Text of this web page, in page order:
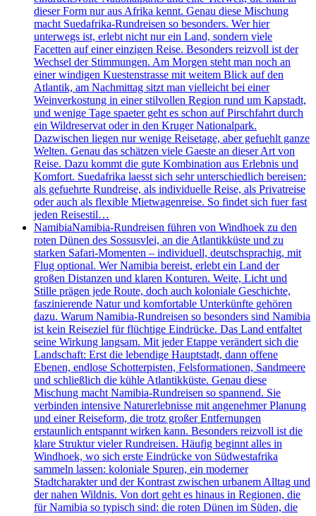
dieser Form nur aus Afrika kennt. Genau diese Mischung
macht Suedafrika-Rundreisen so besonders. Wer hier
unterwegs ist, erlebt nicht nur ein Land, sondern viele
Facetten auf einer einzigen Reise. Besonders reizvoll ist der
Wechsel der Stimmungen. Am Morgen steht man noch an
einer windigen Kuestenstrasse mit weitem Blick auf den
Atlantik, am Nachmittag sitzt man vielleicht bei einer
Weinverkostung in einer stilvollen Region rund um Kapstadt,
und wenige Tage spaeter geht es schon auf Pirschfahrt durch
ein Wildreservat oder in den Kruger Nationalpark.
Dazwischen liegen nur wenige Reisetage, aber gefuehlt ganze
Welten. Genau das schätzen viele Gaeste an dieser Art von
Reise. Dazu kommt die gute Kombination aus Erlebnis und
Komfort. Suedafrika laesst sich sehr unterschiedlich bereisen:
als gefuehrte Rundreise, als individuelle Reise, als Privatreise
oder auch als flexible Mietwagenreise. So findet sich fuer fast
jeden Reisestil…
NamibiaNamibia-Rundreisen führen von Windhoek zu den
roten Dünen des Sossusvlei, an die Atlantikküste und zu
starken Safari-Momenten – individuell, deutschsprachig, mit
Flug optional. Wer Namibia bereist, erlebt ein Land der
großen Distanzen und klaren Konturen. Weite, Licht und
Stille prägen jede Route, doch auch koloniale Geschichte,
faszinierende Natur und komfortable Unterkünfte gehören
dazu. Warum Namibia-Rundreisen so besonders sind Namibia
ist kein Reiseziel für flüchtige Eindrücke. Das Land entfaltet
seine Wirkung langsam. Mit jeder Etappe verändert sich die
Landschaft: Erst die lebendige Hauptstadt, dann offene
Ebenen, endlose Schotterpisten, Felsformationen, Sandmeere
und schließlich die kühle Atlantikküste. Genau diese
Mischung macht Namibia-Rundreisen so spannend. Sie
verbinden intensive Naturerlebnisse mit angenehmer Planung
und einer Reiseform, die trotz großer Entfernungen
erstaunlich entspannt wirken kann. Besonders reizvoll ist die
klare Struktur vieler Rundreisen. Häufig beginnt alles in
Windhoek, wo sich erste Eindrücke von Südwestafrika
sammeln lassen: koloniale Spuren, ein moderner
Stadtcharakter und der Kontrast zwischen urbanem Alltag und
der nahen Wildnis. Von dort geht es hinaus in Regionen, die
für Namibia so typisch sind: die roten Dünen im Süden, die